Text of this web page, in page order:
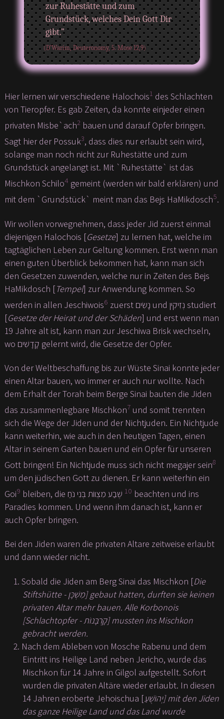
zur Ruhestätte und zum
Grundstück, welches Dein Gott Dir
gibt.”
(D’Warim, Deuteronomy, 5. Mose 12,9)
Hier lernen wir verschiedene Halochois1 des Schlachten
von Tieropfer. Es gab Zeiten, da konnte einjeder einen
privaten Misbe`ach2bauen und darauf Opfer bringen.
Sagt hier der Possuk3, dass dies nur erlaubt sein wird,
solange man noch nicht zur Ruhestätte und zum
Grundstück angelangt ist. Mit `Ruhestätte` ist das
Mischkon Schilo4 gemeint (werden wir bald erklären) und
mit dem `Grundstück` meint man das Bejs HaMikdosch5.
Wir wollen vorwegnehmen, dass jeder Jid zuerst einmal
diejenigen Halochois [Gesetze] zu lernen hat, welche im
tagtäglichen Leben zur Geltung kommen. Erst wenn man
einen guten Überblick bekommen hat, kann man sich
den Gesetzen zuwenden, welche nur in Zeiten des Bejs
HaMikdosch [Tempel] zur Anwendung kommen. So
werden in allen Jeschiwois6 zuerst נָשִׂים und נְזִיקִין studiert
[Gesetze der Heirat und der Schäden] und erst wenn man
19 Jahre alt ist, kann man zur Jeschiwa Brisk wechseln,
wo קָדָשִׁים gelernt wird, die Gesetze der Opfer.
Von der Weltbeschaffung bis zur Wüste Sinai konnte jeder
einen Altar bauen, wo immer er auch nur wollte. Nach
dem Erhalt der Torah beim Berge Sinai bauten die Jiden
das zusammenlegbare Mischkon7 und somit trennten
sich die Wege der Jiden und der Nichtjuden. Ein Nichtjude
kann weiterhin, wie auch in den heutigen Tagen, einen
Altar in seinem Garten bauen und ein Opfer für unseren
Gott bringen! Ein Nichtjude muss sich nicht megajer sein8
um den jüdischen Gott zu dienen. Er kann weiterhin ein
Goi9 10 beachten und ins
Paradies kommen. Und wenn ihm danach ist, kann er
auch Opfer bringen.
Bei den Jiden waren die privaten Altare zeitweise erlaubt
und dann wieder nicht.
Sobald die Jiden am Berg Sinai das Mischkon [Die
Stiftshütte - מִשְׁכָּן] gebaut hatten, durften sie keinen
privaten Altar mehr bauen. Alle Korbonois
[
Schlachtopfer - קָרְבָּנוֹת] mussten ins Mischkon
gebracht werden.
Nach dem Ableben von Mosche Rabenu und dem
Eintritt ins Heilige Land neben Jericho, wurde das
Mischkon für 14 Jahre in Gilgol aufgestellt. Sofort
wurden die privaten Altäre wieder erlaubt. In diesen
14 Jahren eroberte Jehoischua [יְהוֹשֻׁעַ] mit den Jiden
das ganze Heilige Land und das Land wurde